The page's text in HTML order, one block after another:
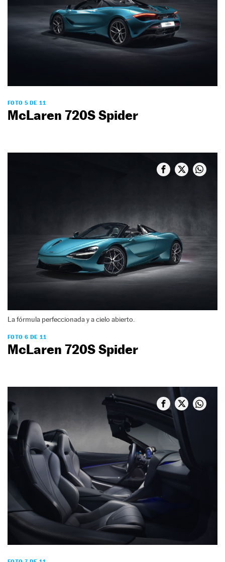
FOTO 5 DE 11
McLaren 720S Spider
La fórmula perfeccionada y a cielo abierto.
FOTO 6 DE 11
McLaren 720S Spider